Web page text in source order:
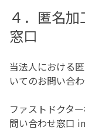
４．匿名
窓口
当法人における
いてのお問い合
ファストドクタ
問い合わせ窓口